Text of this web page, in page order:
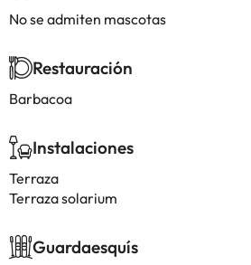
No se admiten mascotas
Restauración
Barbacoa
Instalaciones
Terraza
Terraza solarium
Guardaesquís